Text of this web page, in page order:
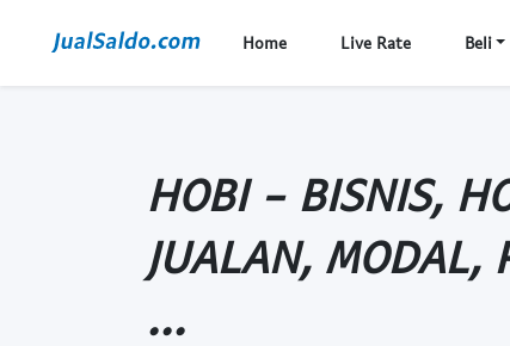
Home Live Rate Beli
HOBI - BISNIS,
JUALAN, MODAL,
...